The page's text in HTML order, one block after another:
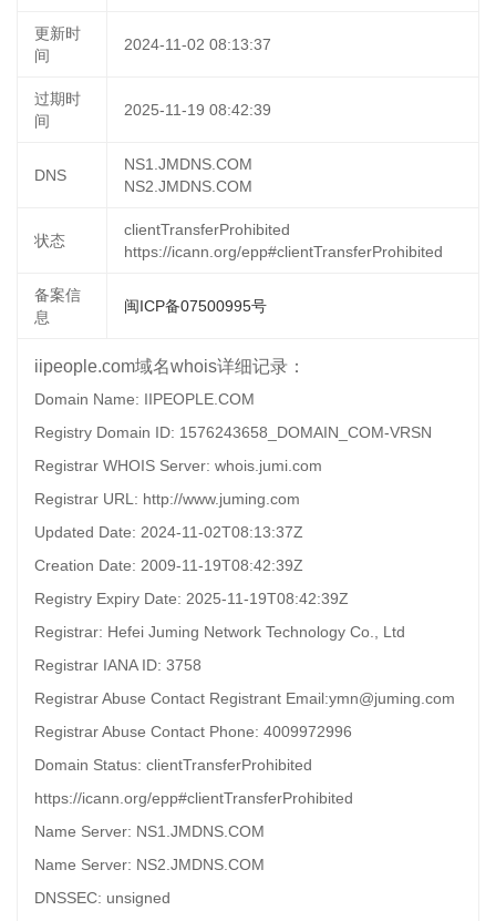
更新时
间
2024-11-02 08:13:37
过期时
间
2025-11-19 08:42:39
DNS
NS1.JMDNS.COM
NS2.JMDNS.COM
状态
clientTransferProhibited
https://icann.org/epp#clientTransferProhibited
备案信
息
闽ICP备07500995号
iipeople.com域名whois详细记录：
Domain Name: IIPEOPLE.COM
Registry Domain ID: 1576243658_DOMAIN_COM-VRSN
Registrar WHOIS Server: whois.jumi.com
Registrar URL: http://www.juming.com
Updated Date: 2024-11-02T08:13:37Z
Creation Date: 2009-11-19T08:42:39Z
Registry Expiry Date: 2025-11-19T08:42:39Z
Registrar: Hefei Juming Network Technology Co., Ltd
Registrar IANA ID: 3758
Registrar Abuse Contact Registrant Email:ymn@juming.com
Registrar Abuse Contact Phone: 4009972996
Domain Status: clientTransferProhibited
https://icann.org/epp#clientTransferProhibited
Name Server: NS1.JMDNS.COM
Name Server: NS2.JMDNS.COM
DNSSEC: unsigned